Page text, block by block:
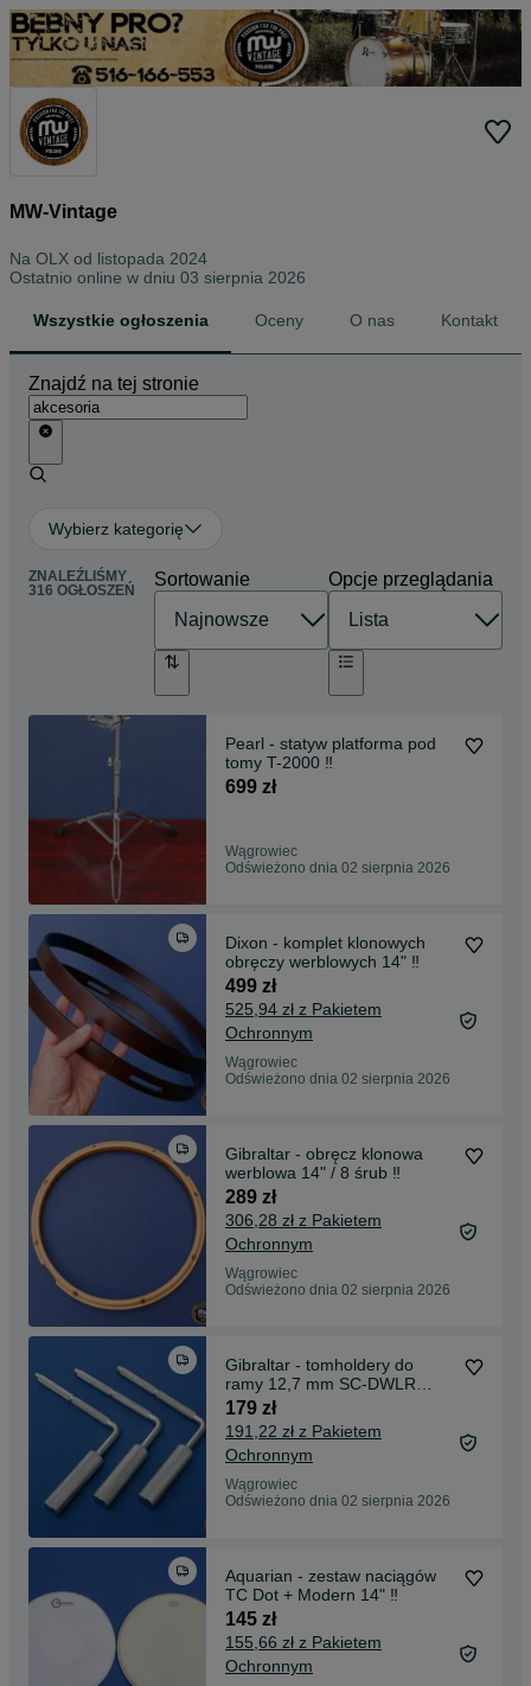
MW-Vintage
Na OLX od listopada 2024
Ostatnio online w dniu 03 sierpnia 2026
Wszystkie ogłoszenia Oceny O nas Kontakt
Znajdź na tej stronie
Wybierz kategorię
ZNALEŹLIŚMY
316 OGŁOSZEŃ
Sortowanie Opcje przeglądania
Pearl - statyw platforma pod
tomy T-2000 ‼️
699 zł
Wągrowiec
Odświeżono dnia 02 sierpnia 2026
Dixon - komplet klonowych
obręczy werblowych 14" ‼️
499 zł
525,94 zł z Pakietem
Ochronnym
Wągrowiec
Odświeżono dnia 02 sierpnia 2026
Gibraltar - obręcz klonowa
werblowa 14" / 8 śrub ‼️
289 zł
306,28 zł z Pakietem
Ochronnym
Wągrowiec
Odświeżono dnia 02 sierpnia 2026
Gibraltar - tomholdery do
ramy 12,7 mm SC-DWLR
Super L-Rod ‼️
179 zł
191,22 zł z Pakietem
Ochronnym
Wągrowiec
Odświeżono dnia 02 sierpnia 2026
Aquarian - zestaw naciągów
TC Dot + Modern 14" ‼️
145 zł
155,66 zł z Pakietem
Ochronnym